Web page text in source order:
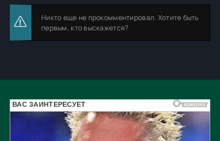
Никто еще не прокомментировал. Хотите быть
первым, кто выскажется?